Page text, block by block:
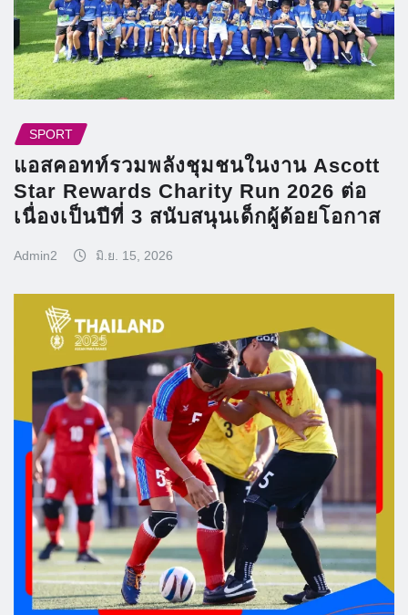
SPORT
แอสคอทท์รวมพลังชุมชนในงาน Ascott
Star Rewards Charity Run 2026 ต่อ
เนื่องเป็นปีที่ 3 สนับสนุนเด็กผู้ด้อยโอกาส
Admin2 มิ.ย. 15, 2026